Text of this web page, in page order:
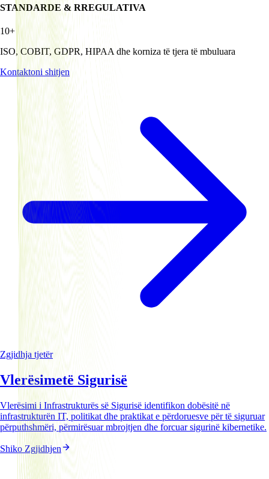
STANDARDE & RREGULATIVA
10+
ISO, COBIT, GDPR, HIPAA dhe korniza të tjera të mbuluara
Kontaktoni shitjen
Zgjidhja tjetër
Vlerësimetë Sigurisë
Vlerësimi i Infrastrukturës së Sigurisë identifikon dobësitë në
infrastrukturën IT, politikat dhe praktikat e përdoruesve për të siguruar
përputhshmëri, përmirësuar mbrojtjen dhe forcuar sigurinë kibernetike.
Shiko Zgjidhjen